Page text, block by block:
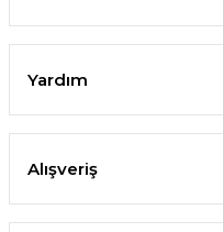
Yardım
Alışveriş